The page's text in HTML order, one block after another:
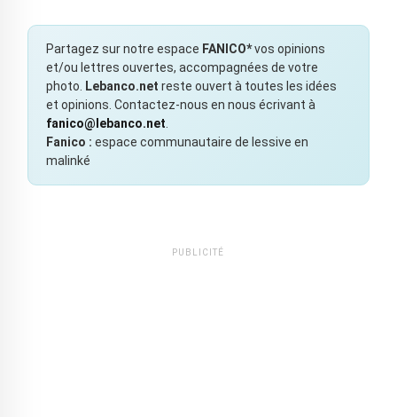
Partagez sur notre espace FANICO*vos opinions
et/ou lettres ouvertes, accompagnées de votre
photo.
Lebanco.net reste ouvert à toutes les idées
et opinions. Contactez-nous en nous écrivant à
fanico@lebanco.net
Fanico : espace communautaire de lessive en
malinké
PUBLICITÉ